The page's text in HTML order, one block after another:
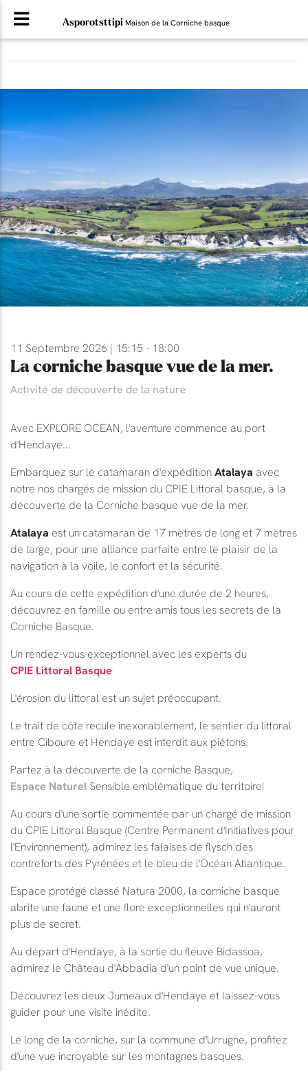
Asporotsttipi Maison de la Corniche basque
11 Septembre 2026 | 15:15 - 18:00
La corniche basque vue de la mer.
Activité de découverte de la nature
Avec EXPLORE OCEAN, l'aventure commence au port
d'Hendaye...
Embarquez sur le catamaran d'expédition Atalaya avec
notre nos chargés de mission du CPIE Littoral basque, à la
découverte de la Corniche basque vue de la mer.
Atalaya est un catamaran de 17 mètres de long et 7 mètres
de large, pour une alliance parfaite entre le plaisir de la
navigation à la voile, le confort et la sécurité.
Au cours de cette expédition d'une durée de 2 heures,
découvrez en famille ou entre amis tous les secrets de la
Corniche Basque.
Un rendez-vous exceptionnel avec les experts du
CPIE Littoral Basque
L'érosion du littoral est un sujet préoccupant.
Le trait de côte recule inexorablement, le sentier du littoral
entre Ciboure et Hendaye est interdit aux piétons.
Partez à la découverte de la corniche Basque,
Espace Naturel Sensible emblématique du territoire!
Au cours d'une sortie commentée par un chargé de mission
du CPIE Littoral Basque (Centre Permanent d'Initiatives pour
l'Environnement), admirez les falaises de flysch des
contreforts des Pyrénées et le bleu de l'Océan Atlantique.
Espace protégé classé Natura 2000, la corniche basque
abrite une faune et une flore exceptionnelles qui n'auront
plus de secret.
Au départ d'Hendaye, à la sortie du fleuve Bidassoa,
admirez le Château d'Abbadia d'un point de vue unique.
Découvrez les deux Jumeaux d'Hendaye et laissez-vous
guider pour une visite inédite.
Le long de la corniche, sur la commune d'Urrugne, profitez
d'une vue incroyable sur les montagnes basques.